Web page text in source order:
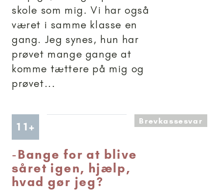
skole som mig. Vi har også
været i samme klasse en
gang. Jeg synes, hun har
prøvet mange gange at
komme tættere på mig og
prøvet...
11+ Artikler anbefalet til 11+Brevkassesvar
-Bange for at blive
såret igen, hjælp,
hvad gør jeg?